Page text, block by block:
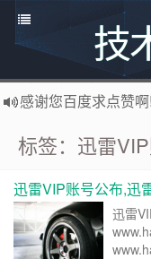
技
感谢您百度求点赞啊!
博主热烈欢迎 软件
标签：迅雷
迅雷VIP账号公布,迅
迅雷